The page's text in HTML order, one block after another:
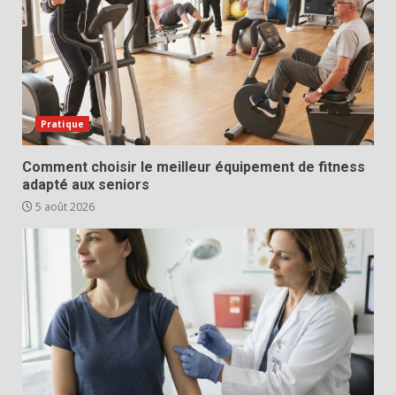
Pratique
Comment choisir le meilleur équipement de fitness
adapté aux seniors
5 août 2026